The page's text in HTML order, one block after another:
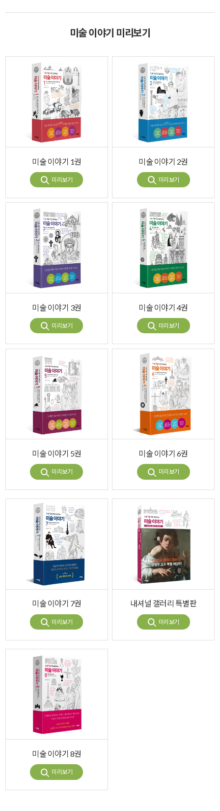
미술 이야기 미리보기
미술 이야기 1권
미리보기
미술 이야기 2권
미리보기
미술 이야기 3권
미리보기
미술 이야기 4권
미리보기
미술 이야기 5권
미리보기
미술 이야기 6권
미리보기
미술 이야기 7권
미리보기
내셔널 갤러리 특별판
미리보기
미술 이야기 8권
미리보기